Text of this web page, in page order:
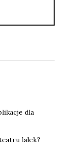
dla
lalek?